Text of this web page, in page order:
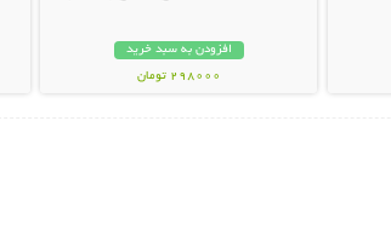
افزودن به سبد خرید
298000 تومان